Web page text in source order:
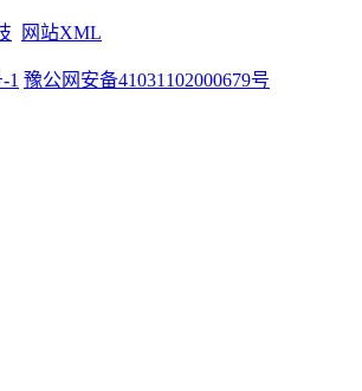
网站XML
1 豫公网安备41031102000679号